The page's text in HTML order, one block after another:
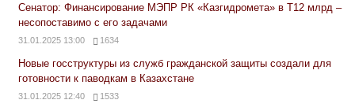
Сенатор: Финансирование МЭПР РК «Казгидромета» в Т12 млрд –
несопоставимо с его задачами
31.01.2025 13:00 1634
Новые госструктуры из служб гражданской защиты создали для
готовности к паводкам в Казахстане
31.01.2025 12:40 1533